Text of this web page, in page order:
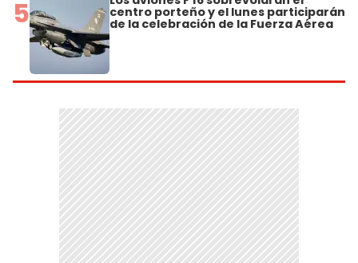
5 centro porteño y el lunes participarán
de la celebración de la Fuerza Aérea